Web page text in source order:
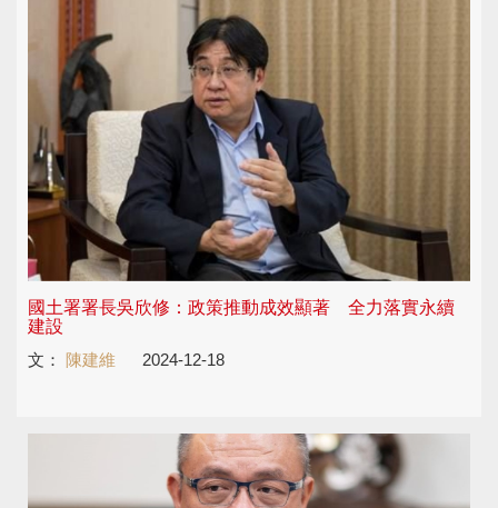
國土署署長吳欣修：政策推動成效顯著 全力落實永續
建設
文：
陳建維 2024-12-18